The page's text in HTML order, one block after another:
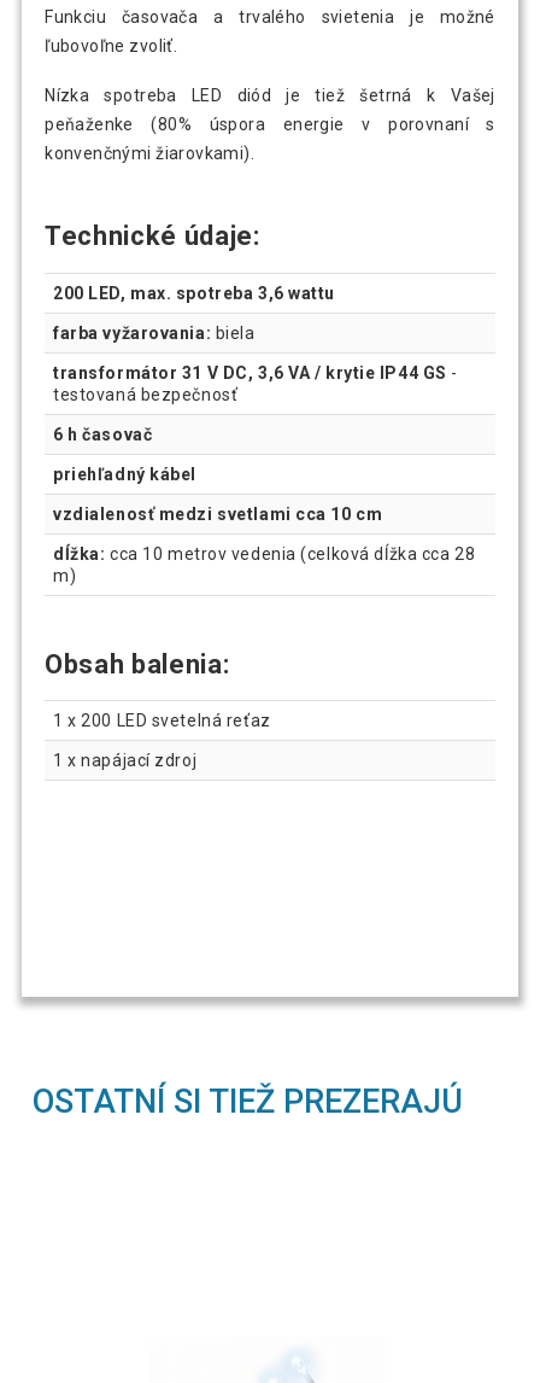
Funkciu časovača a trvalého svietenia je možné
ľubovoľne zvoliť.
Nízka spotreba LED diód je tiež šetrná k Vašej
peňaženke (80% úspora energie v porovnaní s
konvenčnými žiarovkami).
Technické údaje:
200 LED, max. spotreba 3,6 wattu
farba vyžarovania: biela
transformátor 31 V DC, 3,6 VA / krytie IP44 GS -
testovaná bezpečnosť
6 h časovač
priehľadný kábel
vzdialenosť medzi svetlami cca 10 cm
dĺžka: cca 10 metrov vedenia (celková dĺžka cca 28
m)
Obsah balenia:
1 x 200 LED svetelná reťaz
1 x napájací zdroj
OSTATNÍ SI TIEŽ PREZERAJÚ